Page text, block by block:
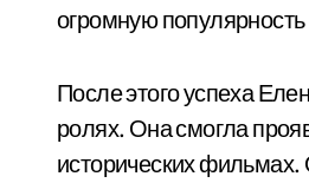
огромную
После этого успеха
ролях. Она смогла
исторических